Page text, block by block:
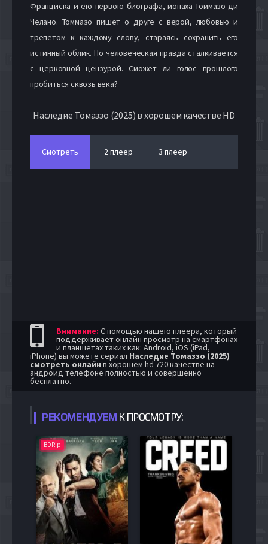
Франциска и его первого биографа, монаха Томмазо ди
Челано. Томмазо пишет о друге с верой, любовью и
трепетом к каждому слову, стараясь сохранить его
истинный облик. Но человеческая правда сталкивается
с церковной цензурой. Сможет ли голос прошлого
пробиться сквозь века?
Наследие Томаззо (2025) в хорошем качестве HD
Смотреть 2 плеер 3 плеер
Внимание: С помощью нашего плеера, который
поддерживает онлайн просмотр на смартфонах
и планшетах таких как: Android, iOS (iPad,
iPhone) вы можете сериал Наследие Томаззо (2025)
смотреть онлайн в хорошем hd 720 качестве на
андроид телефоне полностью и совершенно
бесплатно.
РЕКОМЕНДУЕМ К ПРОСМОТРУ:
BDRip